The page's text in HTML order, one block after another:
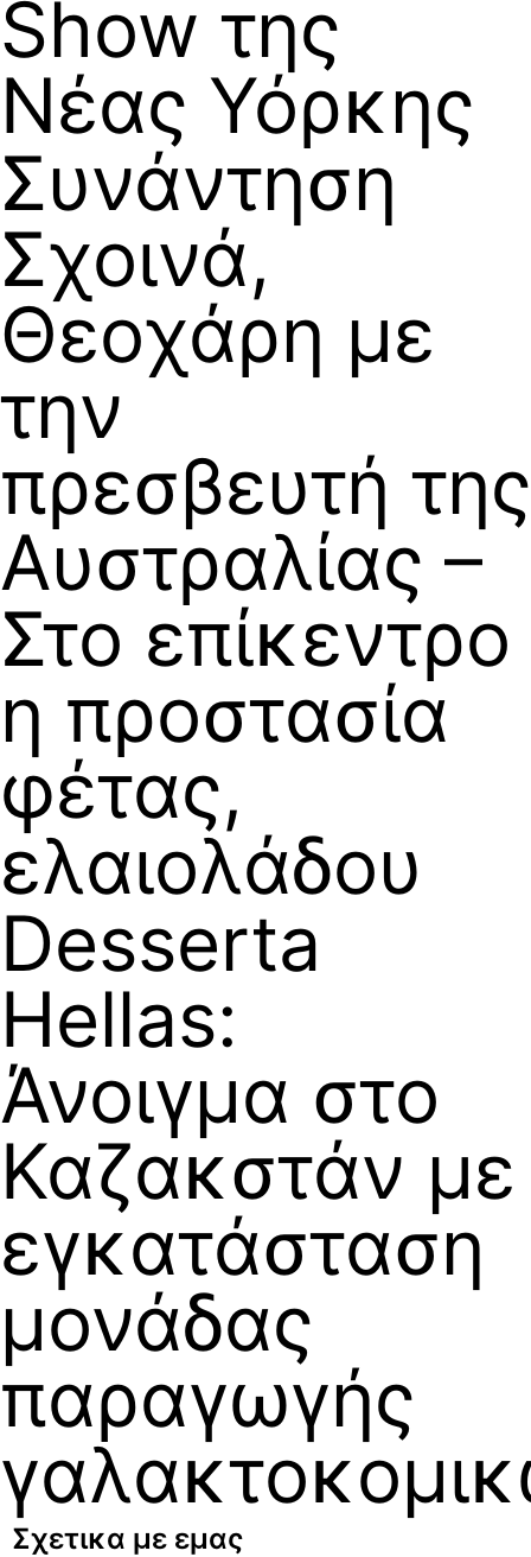
Show της
Νέας Υόρκης
Συνάντηση
Σχοινά,
Θεοχάρη με
την
πρεσβευτή της
Αυστραλίας –
Στο επίκεντρο
η προστασία
φέτας,
ελαιολάδου
Desserta
Hellas:
Άνοιγμα στο
Καζακστάν με
εγκατάσταση
μονάδας
παραγωγής
Σχετικα με εμας